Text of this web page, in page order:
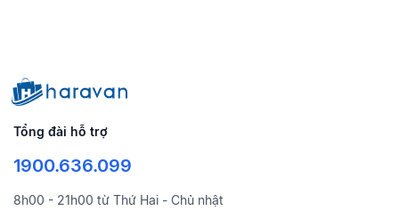
Tổng đài hỗ trợ
1900.636.099
8h00 - 21h00 từ Thứ Hai - Chủ nhật